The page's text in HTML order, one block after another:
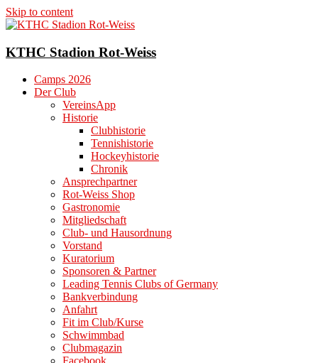
Skip to content
KTHC Stadion Rot-Weiss
Camps 2026
Der Club
VereinsApp
Historie
Clubhistorie
Tennishistorie
Hockeyhistorie
Chronik
Ansprechpartner
Rot-Weiss Shop
Gastronomie
Mitgliedschaft
Club- und Hausordnung
Vorstand
Kuratorium
Sponsoren & Partner
Leading Tennis Clubs of Germany
Bankverbindung
Anfahrt
Fit im Club/Kurse
Schwimmbad
Clubmagazin